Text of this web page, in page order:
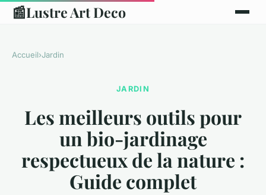
📰Lustre Art Deco
Accueil›Jardin
JARDIN
Les meilleurs outils pour
un bio-jardinage
respectueux de la nature :
Guide complet